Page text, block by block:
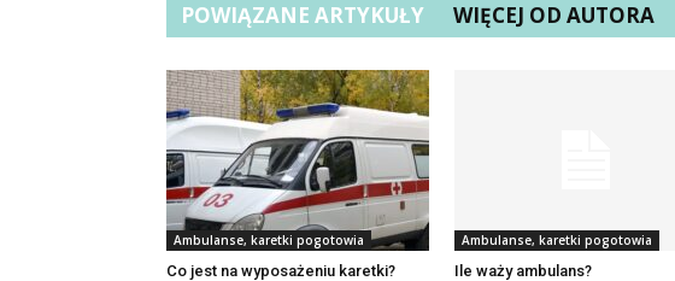
POWIĄZANE ARTYKUŁY WIĘCEJ OD AUTORA
Ambulanse, karetki pogotowia
Co jest na wyposażeniu karetki?
Ambulanse, karetki pogotowia
Ile waży ambulans?